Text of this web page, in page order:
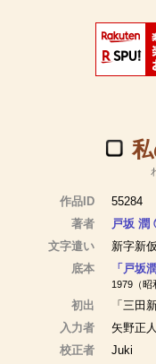
作品ID
55284
著者
戸坂 潤
文字遣い
新字新
底本
「戸
1979（昭
初出
「三田
入力者
矢野正人
校正者
Juki